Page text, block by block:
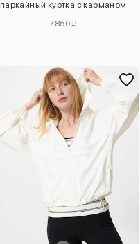
паркайный куртка с карманом
7850 ₽